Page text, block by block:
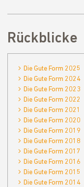
Rückblicke
Die Gute Form 2025
Die Gute Form 2024
Die Gute Form 2023
Die Gute Form 2022
Die Gute Form 2021
Die Gute Form 2020
Die Gute Form 2019
Die Gute Form 2018
Die Gute Form 2017
Die Gute Form 2016
Die Gute Form 2015
Die Gute Form 2014